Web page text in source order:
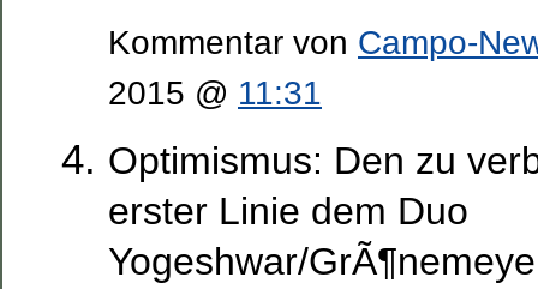
Kommentar von Campo-
2015 @ 11:31
Optimismus: Den zu
erster Linie dem Duo
Yogeshwar/